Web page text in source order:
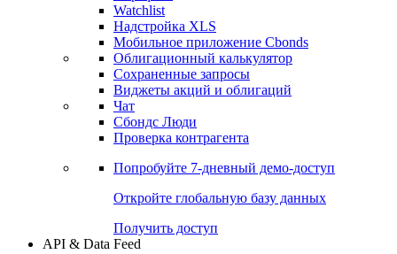
Watchlist
Надстройка XLS
Мобильное приложение Cbonds
Облигационный калькулятор
Сохраненные запросы
Виджеты акций и облигаций
Чат
Сбондс Люди
Проверка контрагента
Попробуйте 7-дневный демо-доступ
Откройте глобальную базу данных
Получить доступ
API & Data Feed